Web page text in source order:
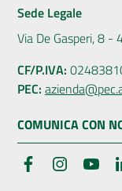
Sede Legale
Via De Gasperi, 8 -
CF/P.IVA:
PEC:
COMUNICA CON
FacebookInstagram